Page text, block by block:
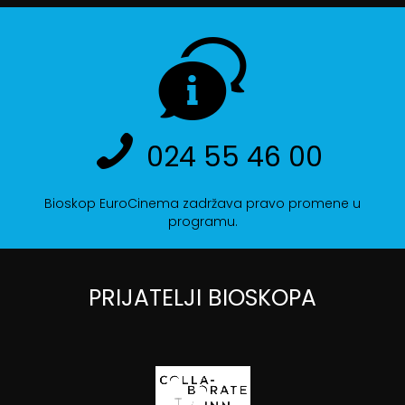
024 55 46 00
Bioskop EuroCinema zadržava pravo promene u
programu.
PRIJATELJI BIOSKOPA